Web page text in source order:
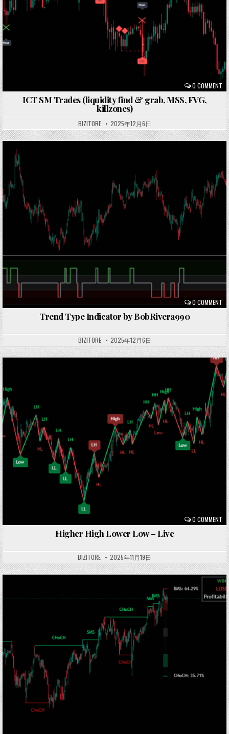
0 COMMENT
ICT SM Trades (liquidity find & grab, MSS, FVG,
killzones)
BIZITORE 2025年12月6日
0 COMMENT
Trend Type Indicator by BobRivera990
BIZITORE 2025年12月6日
0 COMMENT
in
Higher High Lower Low – Live
BIZITORE 2025年11月19日
Posted